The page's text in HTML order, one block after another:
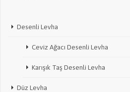
Desenli Levha
Ceviz Ağacı Desenli Levha
Karışık Taş Desenli Levha
Düz Levha